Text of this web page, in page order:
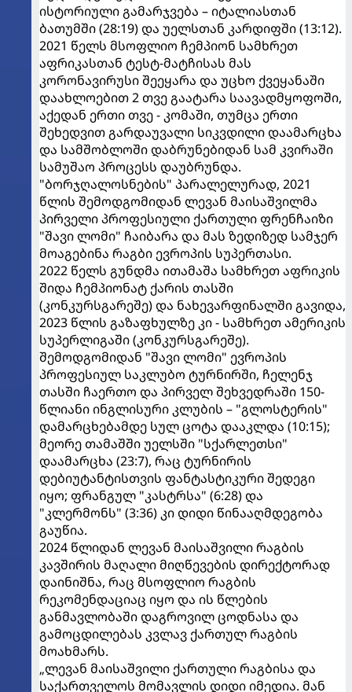
ისტორიული გამარჯვება – იტალიასთან
ბათუმში (28:19) და უელსთან კარდიფში (13:12).
2021 წელს მსოფლიო ჩემპიონ სამხრეთ
აფრიკასთან ტესტ-მატჩისას მას
კორონავირუსი შეეყარა და უცხო ქვეყანაში
დაახლოებით 2 თვე გაატარა საავადმყოფოში,
აქედან ერთი თვე - კომაში, თუმცა ერთი
შეხედვით გარდაუვალი სიკვდილი დაამარცხა
და სამშობლოში დაბრუნებიდან სამ კვირაში
სამუშაო პროცესს დაუბრუნდა.
"ბორჯღალოსნების" პარალელურად, 2021
წლის შემოდგომიდან ლევან მაისაშვილმა
პირველი პროფესიული ქართული ფრენჩაიზი
"შავი ლომი" ჩაიბარა და მას ზედიზედ სამჯერ
მოაგებინა რაგბი ევროპის სუპერთასი.
2022 წელს გუნდმა ითამაშა სამხრეთ აფრიკის
შიდა ჩემპიონატ ქარის თასში
(კონკურსგარეშე) და ნახევარფინალში გავიდა,
2023 წლის გაზაფხულზე კი - სამხრეთ ამერიკის
სუპერლიგაში (კონკურსგარეშე).
შემოდგომიდან "შავი ლომი" ევროპის
პროფესიულ საკლუბო ტურნირში, ჩელენჯ
თასში ჩაერთო და პირველ შეხვედრაში 150-
წლიანი ინგლისური კლუბის – "გლოსტერის"
დამარცხებამდე სულ ცოტა დააკლდა (10:15);
მეორე თამაშში უელსში "სქარლეთსი"
დაამარცხა (23:7), რაც ტურნირის
დებიუტანტისთვის ფანტასტიკური შედეგი
იყო; ფრანგულ "კასტრსა" (6:28) და
"კლერმონს" (3:36) კი დიდი წინააღმდეგობა
გაუწია.
2024 წლიდან ლევან მაისაშვილი რაგბის
კავშირის მაღალი მიღწევების დირექტორად
დაინიშნა, რაც მსოფლიო რაგბის
რეკომენდაციაც იყო და ის წლების
განმავლობაში დაგროვილ ცოდნასა და
გამოცდილებას კვლავ ქართულ რაგბის
მოახმარს.
„ლევან მაისაშვილი ქართული რაგბისა და
საქართველოს მომავლის დიდი იმედია. მან